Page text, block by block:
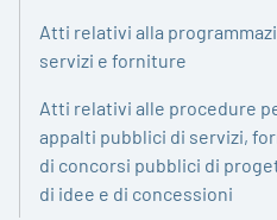
Atti relativi alla
servizi e forniture
Atti relativi alle procedure
appalti pubblici di servizi,
di concorsi pubblici di
di idee e di concessioni